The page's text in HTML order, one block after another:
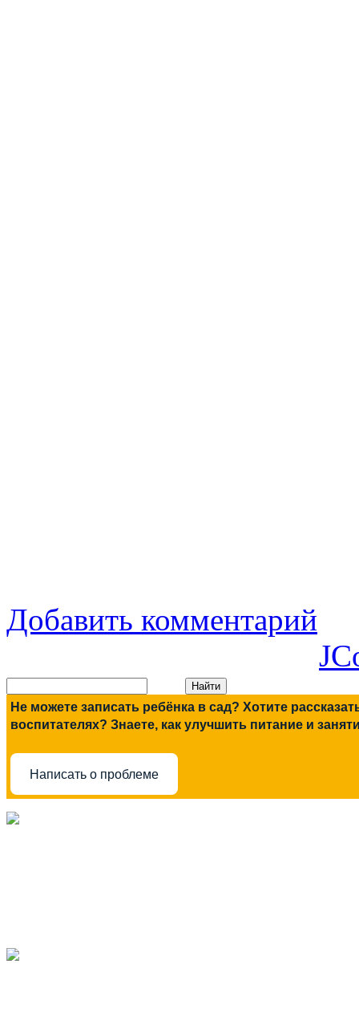
Добавить комментарий
Не можете записать ребёнка в сад? Хотите
воспитателях? Знаете, как улучшить питание и
Написать о проблеме